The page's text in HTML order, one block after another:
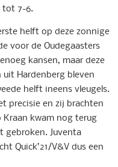
tot 7-6.
helft op deze zonnige
voor de Oudegaasters
kansen, maar deze
uit Hardenberg bleven
helft ineens vleugels.
precisie en zij brachten
Kraan kwam nog terug
gebroken. Juventa
Quick’21/V&V dus een